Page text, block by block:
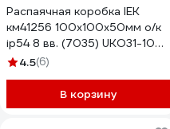
Распаячная коробка IEK
км41256 100x100x50мм о/к
ip54 8 вв. (7035) UKO31-100-
100-050-K03-54
4.5(6)
В корзину